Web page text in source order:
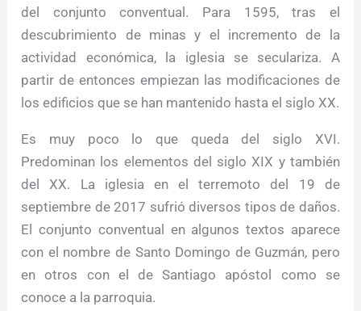
del conjunto conventual. Para 1595, tras el
descubrimiento de minas y el incremento de la
actividad económica, la iglesia se seculariza. A
partir de entonces empiezan las modificaciones de
los edificios que se han mantenido hasta el siglo XX.
Es muy poco lo que queda del siglo XVI.
Predominan los elementos del siglo XIX y también
del XX. La iglesia en el terremoto del 19 de
septiembre de 2017 sufrió diversos tipos de daños.
El conjunto conventual en algunos textos aparece
con el nombre de Santo Domingo de Guzmán, pero
en otros con el de Santiago apóstol como se
conoce a la parroquia.